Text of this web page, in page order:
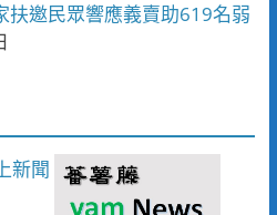
邀民眾響應義賣助619名弱